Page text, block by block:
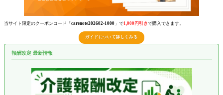
当サイト限定のクーポンコード「 carenote202602-1000 」で1,000円引きで購入できます。
ガイドについて詳しくみる
報酬改定 最新情報